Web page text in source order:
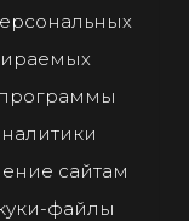
сайтам
файлы